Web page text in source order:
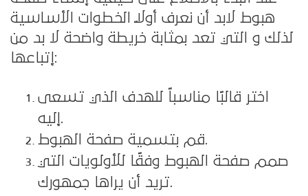
هبوط لابد أن نعرف أولاً الخطوات الأساسية
لذلك و التي تعد بمثابة خريطة واضحة لا بد من
إتباعها:
اختر قالبًا مناسباً للهدف الذي تسعى
إليه.
قم بتسمية صفحة الهبوط.
صمم صفحة الهبوط وفقًا للأولويات التي
تريد أن يراها جمهورك.